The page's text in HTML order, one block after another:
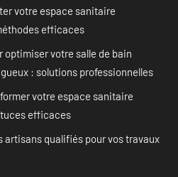
votre espace sanitaire
efficaces
optimiser votre salle de bain
: solutions professionnelles
votre espace sanitaire
efficaces
artisans qualifiés pour vos travaux